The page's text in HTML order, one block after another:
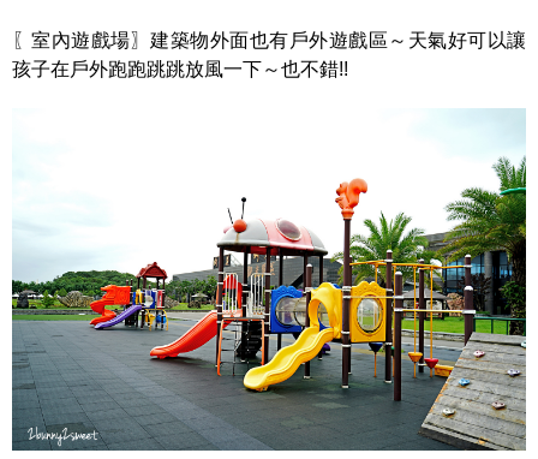
〖室內遊戲場〗建築物外面也有戶外遊戲區～天氣好可以讓
孩子在戶外跑跑跳跳放風一下～也不錯!!